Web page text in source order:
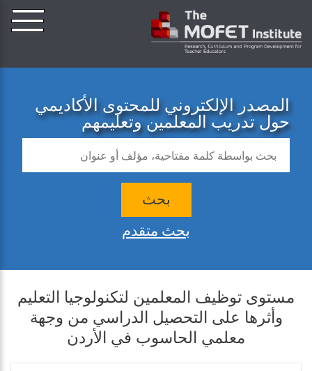
المصدر الإلكتروني للمحتوى الأكاديمي
حول تدريب المعلمين وتعليمهم
بحث
بحث متقدم
مستوى توظيف المعلمين لتكنولوجيا التعليم
وأثرها على التحصيل الدراسي من وجهة
معلمي الحاسوب في الأردن